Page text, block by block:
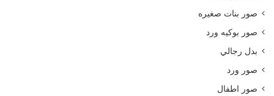
صور بنات صغيره
صور بوكيه ورد
بدل رجالي
صور ورد
صور اطفال